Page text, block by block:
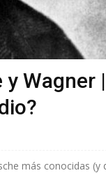
y Wagner
más conocidas